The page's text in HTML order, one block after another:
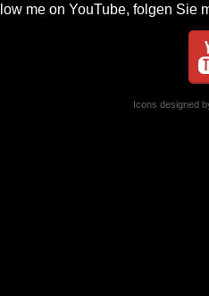
me on YouTube, folgen Sie
Icons designed